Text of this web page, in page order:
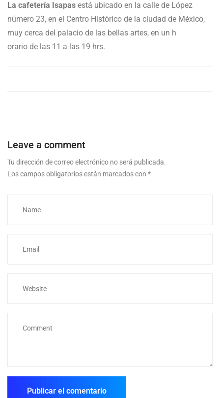
La cafetería Isapas está ubicado en la calle de López
número 23, en el Centro Histórico de la ciudad de México,
muy cerca del palacio de las bellas artes, en un h
orario de las 11 a las 19 hrs.
Leave a comment
Tu dirección de correo electrónico no será publicada.
Los campos obligatorios están marcados con *